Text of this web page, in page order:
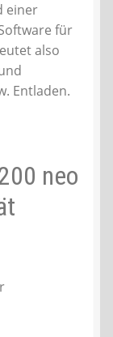
einer
für
also
Entladen.
neo